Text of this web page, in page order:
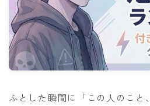
ふとした瞬間に「この人のこと